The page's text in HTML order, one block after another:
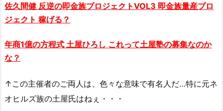
佐久間健 反逆の即金族プロジェクトVOL3 即金族量産プロ
ジェクト 稼げる？
年商1億の方程式 土屋ひろし これって土屋塾の募集なのか
な？
↑この主催者のご両人は、色々な意味で有名人だ…特に元ネ
オヒルズ族の土屋氏はねぇ・・・